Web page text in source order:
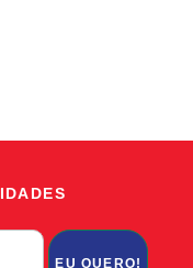
EU QUERO!